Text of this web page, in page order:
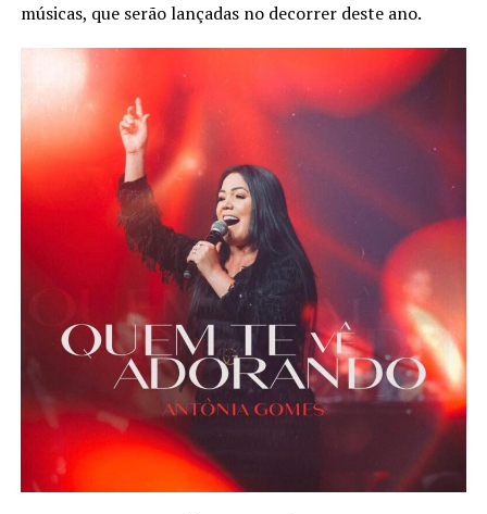
músicas, que serão lançadas no decorrer deste ano.